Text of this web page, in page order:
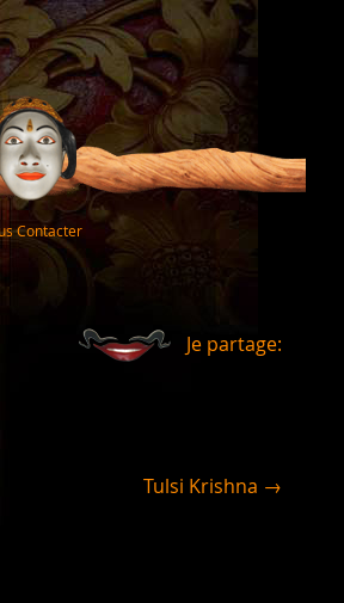
Contacter
Je partage:
Tulsi Krishna →